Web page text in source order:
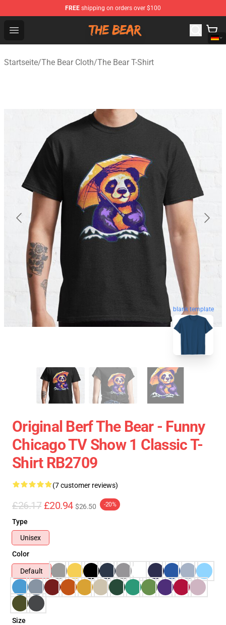
FREE shipping on orders over $100
Open menu
The Bear Shop - Official The Bear Merchandise Store
Startseite/The Bear Cloth/The Bear T-Shirt
blank template
Original Berf The Bear - Funny
Chicago TV Show 1 Classic T-
Shirt RB2709
(7 customer reviews)
£26.17 £20.94 $26.50 -20%
Type
Unisex
Color
Default
Size